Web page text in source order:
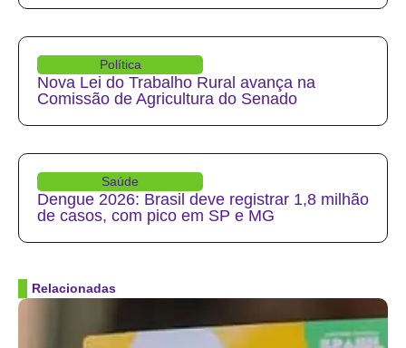
Política
Nova Lei do Trabalho Rural avança na
Comissão de Agricultura do Senado
Saúde
Dengue 2026: Brasil deve registrar 1,8 milhão
de casos, com pico em SP e MG
Relacionadas